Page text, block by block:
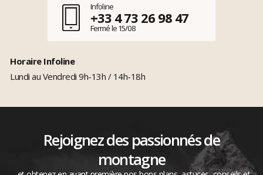
Infoline
+33 4 73 26 98 47
Fermé le 15/08
Horaire Infoline
Lundi au Vendredi 9h-13h / 14h-18h
Rejoignez des passionnés de
montagne